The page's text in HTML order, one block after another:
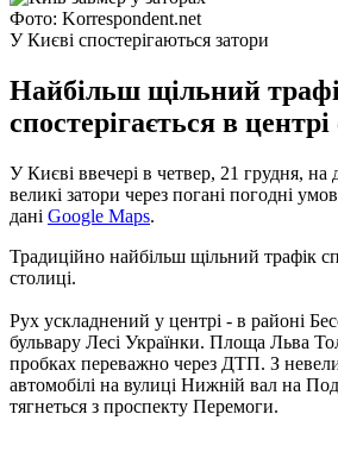
Фото: Korrespondent.net
У Києві спостерігаються затори
Найбільш щільний
спостерігається в центрі
У Києві ввечері в четвер, 21 грудня, на
великі затори через погані погодні
дані Google Maps.
Традиційно найбільш щільний трафік
столиці.
Рух ускладнений у центрі - в районі
бульвару Лесі Українки. Площа Льва
пробках переважно через ДТП. З
автомобілі на вулиці Нижній вал на
тягнеться з проспекту Перемоги.